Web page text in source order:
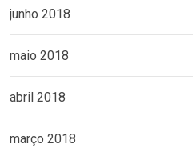
junho 2018
maio 2018
abril 2018
março 2018